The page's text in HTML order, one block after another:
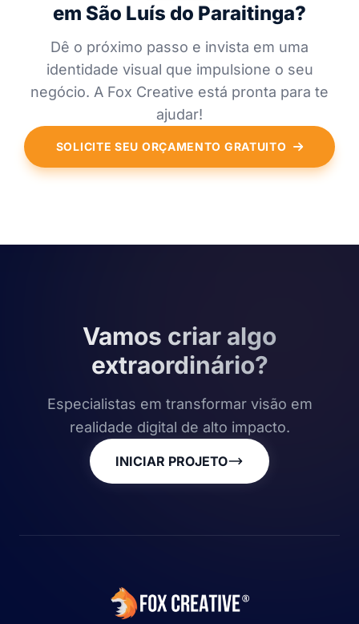
em São Luís do Paraitinga?
Dê o próximo passo e invista em uma
identidade visual que impulsione o seu
negócio. A Fox Creative está pronta para te
ajudar!
SOLICITE SEU ORÇAMENTO GRATUITO
Vamos criar algo
extraordinário?
Especialistas em transformar visão em
realidade digital de alto impacto.
INICIAR PROJETO